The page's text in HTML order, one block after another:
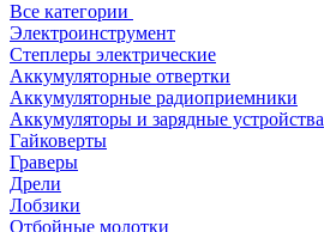
Все категории
Электроинструмент
Степлеры электрические
Аккумуляторные отвертки
Аккумуляторные радиоприемники
Аккумуляторы и зарядные устройства
Гайковерты
Граверы
Дрели
Лобзики
Отбойные молотки